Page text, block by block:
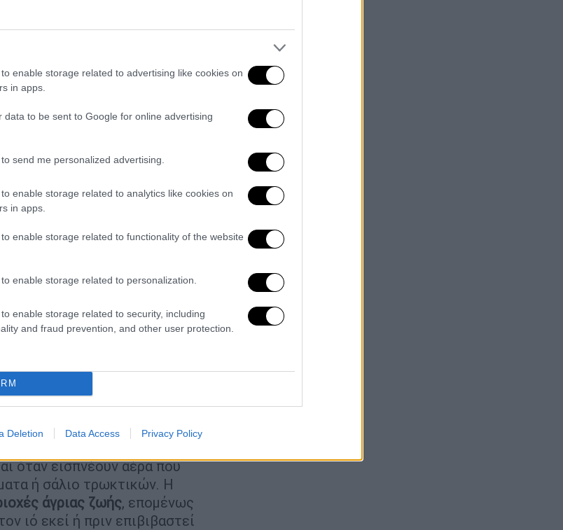
enable storage related to advertising like cookies on
in apps.
data to be sent to Google for online advertising
send me personalized advertising.
enable storage related to analytics like cookies on
in apps.
enable storage related to functionality of the website
enable storage related to personalization.
enable storage related to security, including
and fraud prevention, and other user protection.
Deletion Data Access Privacy Policy
όταν εισπνέουν αέρα που
ή σάλιο τρωκτικών. Η
άγριας ζωής, επομένως
ιό εκεί ή πριν επιβιβαστεί